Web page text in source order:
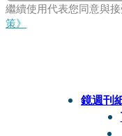
繼續使用代表您同意與
策》
鏡週刊